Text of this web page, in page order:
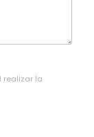
realizar la